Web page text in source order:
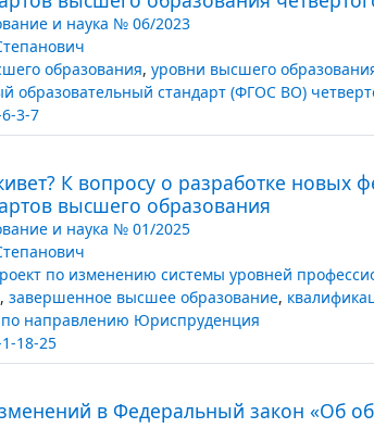
и наука № 06/2023
образования, уровни высшего
образовательный стандарт (ФГОС ВО)
3-7
К вопросу о разработке новых
высшего образования
и наука № 01/2025
по изменению системы уровней
, завершенное высшее образование,
направлению Юриспруденция
18-25
в Федеральный закон «Об